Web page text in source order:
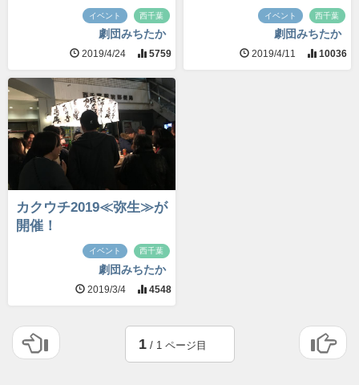
イベント 西千葉
劇団みちたか
2019/4/24 5759
イベント 西千葉
劇団みちたか
2019/4/11 10036
カクウチ2019≪弥生≫が
開催！
イベント 西千葉
劇団みちたか
2019/3/4 4548
1/ 1 ページ目